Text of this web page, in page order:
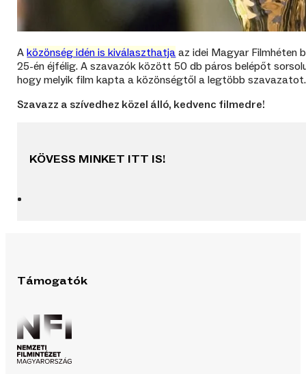
Aközönség idén is kiválaszthatja az idei Magyar Filmhéten
25-én éjfélig. A szavazók között 50 db páros belépőt
hogy melyik film kapta a közönségtől a legtöbb szavazatot.
Szavazz a szívedhez közel álló, kedvenc filmedre!
KÖVESS MINKET ITT IS!
Támogatók